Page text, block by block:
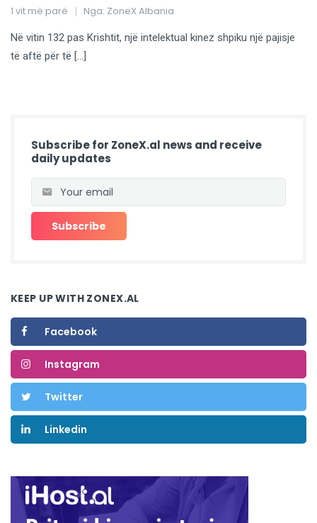
1 vit më parë Nga: ZoneX Albania
Në vitin 132 pas Krishtit, një intelektual kinez shpiku një pajisje
të aftë për të […]
Subscribe for ZoneX.al news and receive
daily updates
KEEP UP WITH ZONEX.AL
Facebook
Instagram
Twitter
Linkedin